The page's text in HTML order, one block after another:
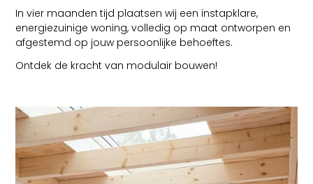
In vier maanden tijd plaatsen wij een instapklare,
energiezuinige woning, volledig op maat ontworpen en
afgestemd op jouw persoonlijke behoeftes.
Ontdek de kracht van modulair bouwen!